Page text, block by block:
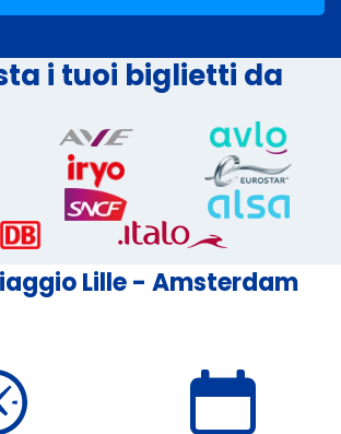
i tuoi biglietti da
Lille - Amsterdam